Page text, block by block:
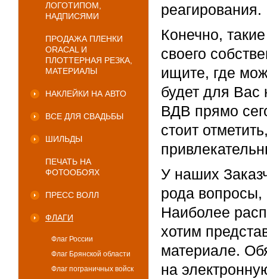
ЛОГОТИПОМ,
НАДПИСЯМИ
ПРОДАЖА ПЛЕНКИ
ORACAL И
ПЛОТТЕРНАЯ РЕЗКА,
МАТЕРИАЛЫ
НАКЛЕЙКИ НА АВТО
ВСЕ ДЛЯ СВАДЬБЫ
ШИЛЬДЫ
ПЕЧАТЬ НА
ФОТООБОЯХ
ПРЕСС ВОЛЛ
ФЛАГИ
Флаг России
Флаг Брянской области
Флаг пограничных войск
реагирования.
Конечно,
своего
ищите, где
будет для Вас
ВДВ прямо
стоит
У наших
рода
Наиболее
хотим
материале.
на